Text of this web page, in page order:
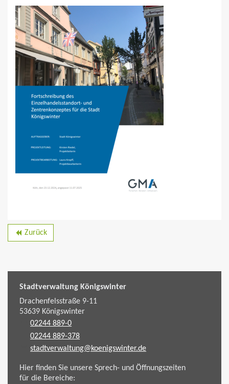
backward Zurück
Stadtverwaltung Königswinter
Drachenfelsstraße 9-11
53639Königswinter
02244 889-0
02244 889-378
stadtverwaltung@koenigswinter.de
Hier finden Sie unsere Sprech- und Öffnungszeiten
für die Bereiche: